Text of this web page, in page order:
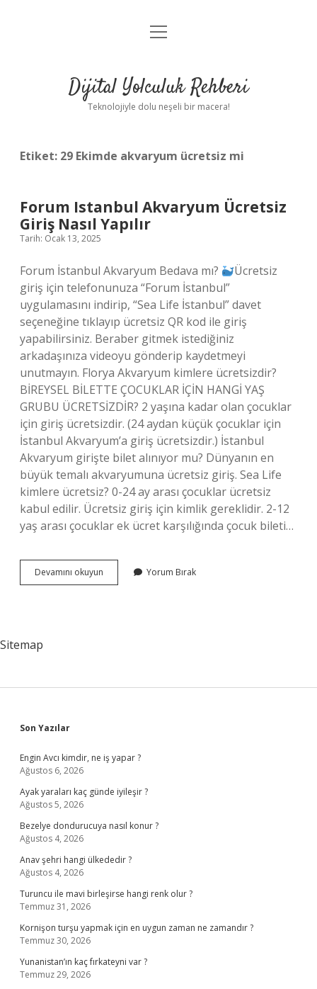
Anasayfa
Yasal Uyarı
menüyü
Dijital Yolculuk Rehberi
Teknolojiyle dolu neşeli bir macera!
Etiket: 29 Ekimde akvaryum ücretsiz mi
Forum Istanbul Akvaryum Ücretsiz
Giriş Nasıl Yapılır
Tarih: Ocak 13, 2025
Forum İstanbul Akvaryum Bedava mı?
Ücretsiz
giriş için telefonunuza “Forum İstanbul”
uygulamasını indirip, “Sea Life İstanbul” davet
seçeneğine tıklayıp ücretsiz QR kod ile giriş
yapabilirsiniz. Beraber gitmek istediğiniz
arkadaşınıza videoyu gönderip kaydetmeyi
unutmayın. Florya Akvaryum kimlere ücretsizdir?
BİREYSEL BİLETTE ÇOCUKLAR İÇİN HANGİ YAŞ
GRUBU ÜCRETSİZDİR? 2 yaşına kadar olan çocuklar
için giriş ücretsizdir. (24 aydan küçük çocuklar için
İstanbul Akvaryum’a giriş ücretsizdir.) İstanbul
Akvaryum girişte bilet alınıyor mu? Dünyanın en
büyük temalı akvaryumuna ücretsiz giriş. Sea Life
kimlere ücretsiz? 0-24 ay arası çocuklar ücretsiz
kabul edilir. Ücretsiz giriş için kimlik gereklidir. 2-12
yaş arası çocuklar ek ücret karşılığında çocuk bileti…
Devamını okuyun
Istanbul
Yorum Bırak
Sitemap
Sidebar
Son Yazılar
Engin Avcı kimdir, ne iş yapar ?
Ağustos 6, 2026
Ayak yaraları kaç günde iyileşir ?
Ağustos 5, 2026
Bezelye dondurucuya nasıl konur ?
Ağustos 4, 2026
Anav şehri hangi ülkededir ?
Ağustos 4, 2026
Turuncu ile mavi birleşirse hangi renk olur ?
Temmuz 31, 2026
Kornişon turşu yapmak için en uygun zaman ne zamandır ?
Temmuz 30, 2026
Yunanistan’ın kaç fırkateyni var ?
Temmuz 29, 2026